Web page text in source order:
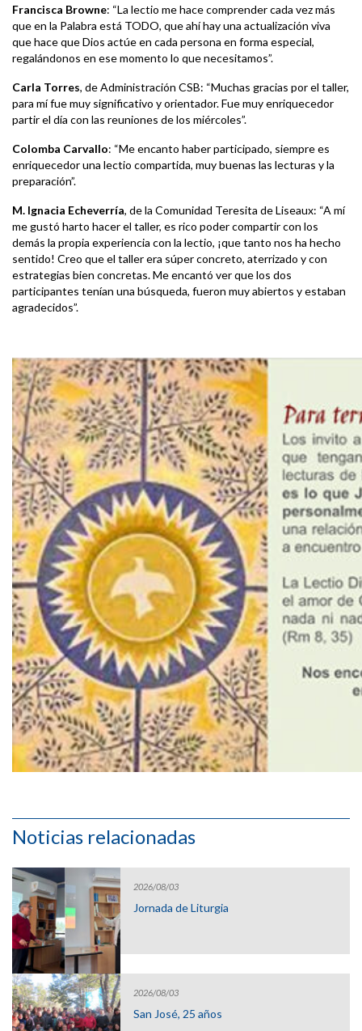
Francisca Browne: “La lectio me hace comprender cada vez más
que en la Palabra está TODO, que ahí hay una actualización viva
que hace que Dios actúe en cada persona en forma especial,
regalándonos en ese momento lo que necesitamos”.
Carla Torres, de Administración CSB: “Muchas gracias por el taller,
para mí fue muy significativo y orientador. Fue muy enriquecedor
partir el día con las reuniones de los miércoles”.
Colomba Carvallo: “Me encanto haber participado, siempre es
enriquecedor una lectio compartida, muy buenas las lecturas y la
preparación”.
M. Ignacia Echeverría, de la Comunidad Teresita de Liseaux: “A mí
me gustó harto hacer el taller, es rico poder compartir con los
demás la propia experiencia con la lectio, ¡que tanto nos ha hecho
sentido! Creo que el taller era súper concreto, aterrizado y con
estrategias bien concretas. Me encantó ver que los dos
participantes tenían una búsqueda, fueron muy abiertos y estaban
agradecidos”.
Noticias relacionadas
2026/08/03
Jornada de Liturgia
2026/08/03
San José, 25 años